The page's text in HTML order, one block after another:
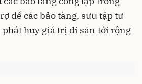
để các bảo tàng, sưu tập tư
huy giá trị di sản tới rộng